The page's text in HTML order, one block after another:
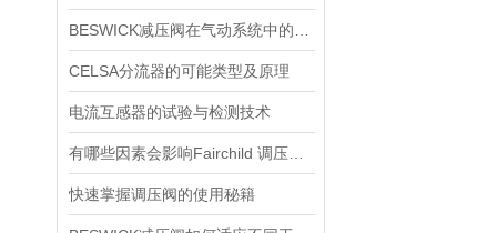
CELSA分流器的可能类型及原理
电流互感器的试验与检测技术
快速掌握调压阀的使用秘籍